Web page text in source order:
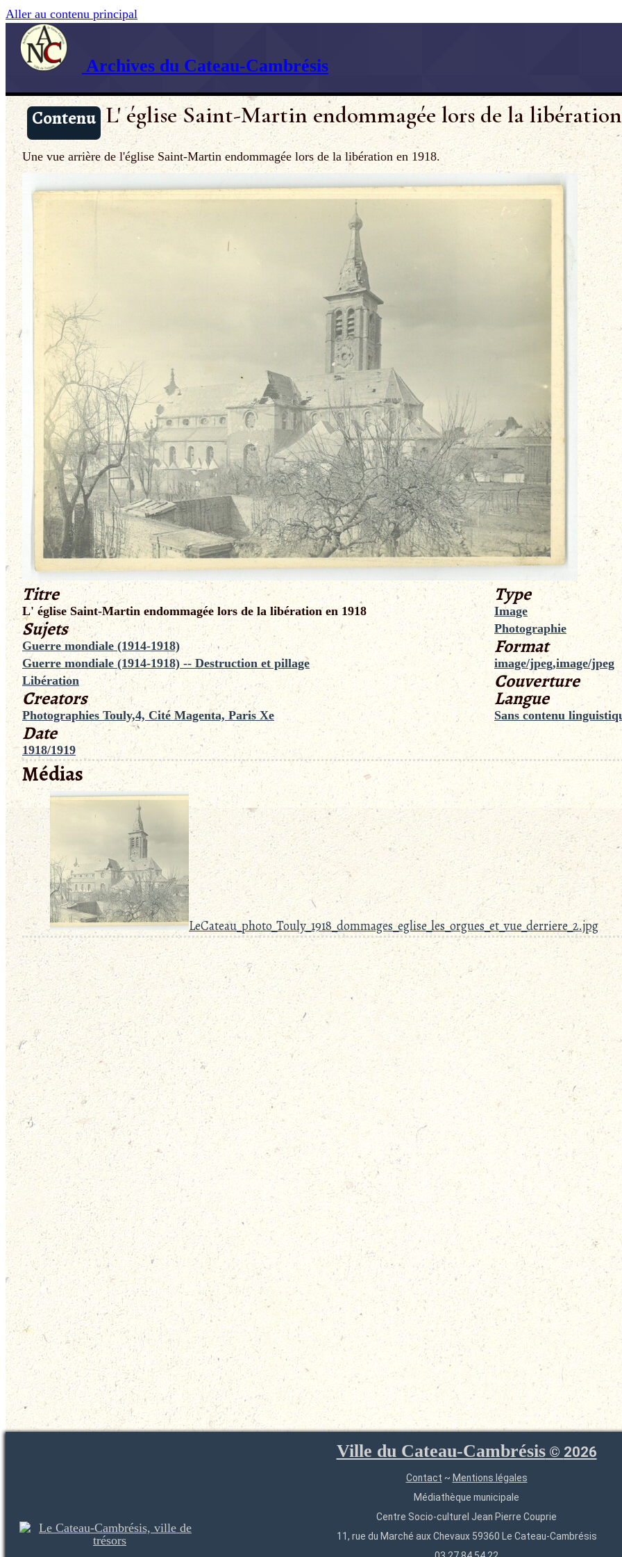
Aller au contenu principal
Archives du Cateau-Cambrésis
Contenu L' église Saint-Martin endommagée lors de la libération
Une vue arrière de l'église Saint-Martin endommagée lors de la libération en 1918.
Titre
L' église Saint-Martin endommagée lors de la libération en 1918
Sujets
Guerre mondiale (1914-1918)
Guerre mondiale (1914-1918) -- Destruction et pillage
Libération
Creators
Photographies Touly,4, Cité Magenta, Paris Xe
Date
1918/1919
Type
Image
Photographie
Format
image/jpeg,image/jpeg
Couverture
Langue
Sans contenu
Médias
LeCateau_photo_Touly_1918_dommages_eglise_les_orgues_et_vue_derriere_2.jpg
Ville du Cateau-Cambrésis© 2026
Contact ~ Mentions légales
Médiathèque municipale
Centre Socio-culturel Jean Pierre Couprie
11, rue du Marché aux Chevaux 59360 Le Cateau-Cambrésis